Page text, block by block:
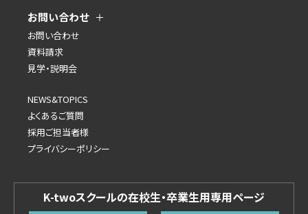
お問い合わせ
お問い合わせ
資料請求
見学・説明会
NEWS&TOPICS
よくあるご質問
採用ご担当者様
プライバシーポリシー
K-twoスクールの在校生・卒業生用専用ページ